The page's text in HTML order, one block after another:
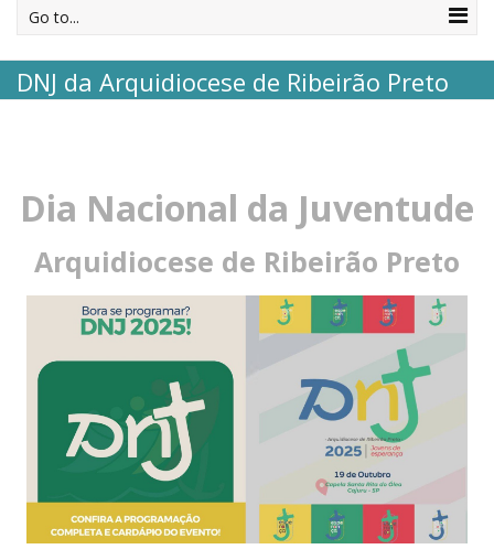
Go to...
DNJ da Arquidiocese de Ribeirão Preto
Dia Nacional da Juventude
Arquidiocese de Ribeirão Preto